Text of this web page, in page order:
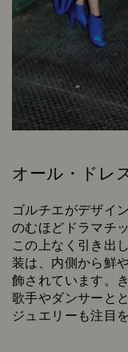
オール・ドレ
ゴルチエがデザイ
のむほどドラマチ
この上なく引き出
装は、内側から鮮
飾されています。
歌手やダンサーと
ジュエリーも注目